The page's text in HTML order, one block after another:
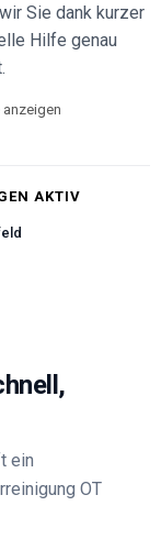
Sie dank kurzer
Hilfe genau
AKTIV
ein
OT